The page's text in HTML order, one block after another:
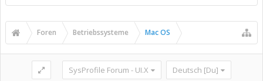
Foren Betriebssysteme Mac OS
SysProfile Forum - UI.X Deutsch [Du]